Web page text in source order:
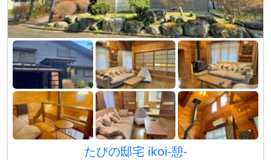
たびの邸宅 ikoi-憩-